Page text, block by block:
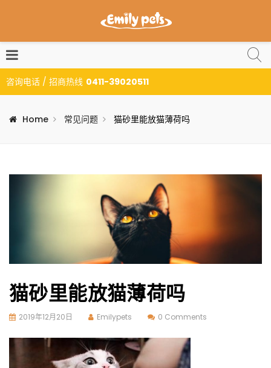
咨询电话 / 招商热线 0411-39020511
Home 常见问题 猫砂里能放猫薄荷吗
猫砂里能放猫薄荷吗
2019年12月20日 Emilypets 0 Comments